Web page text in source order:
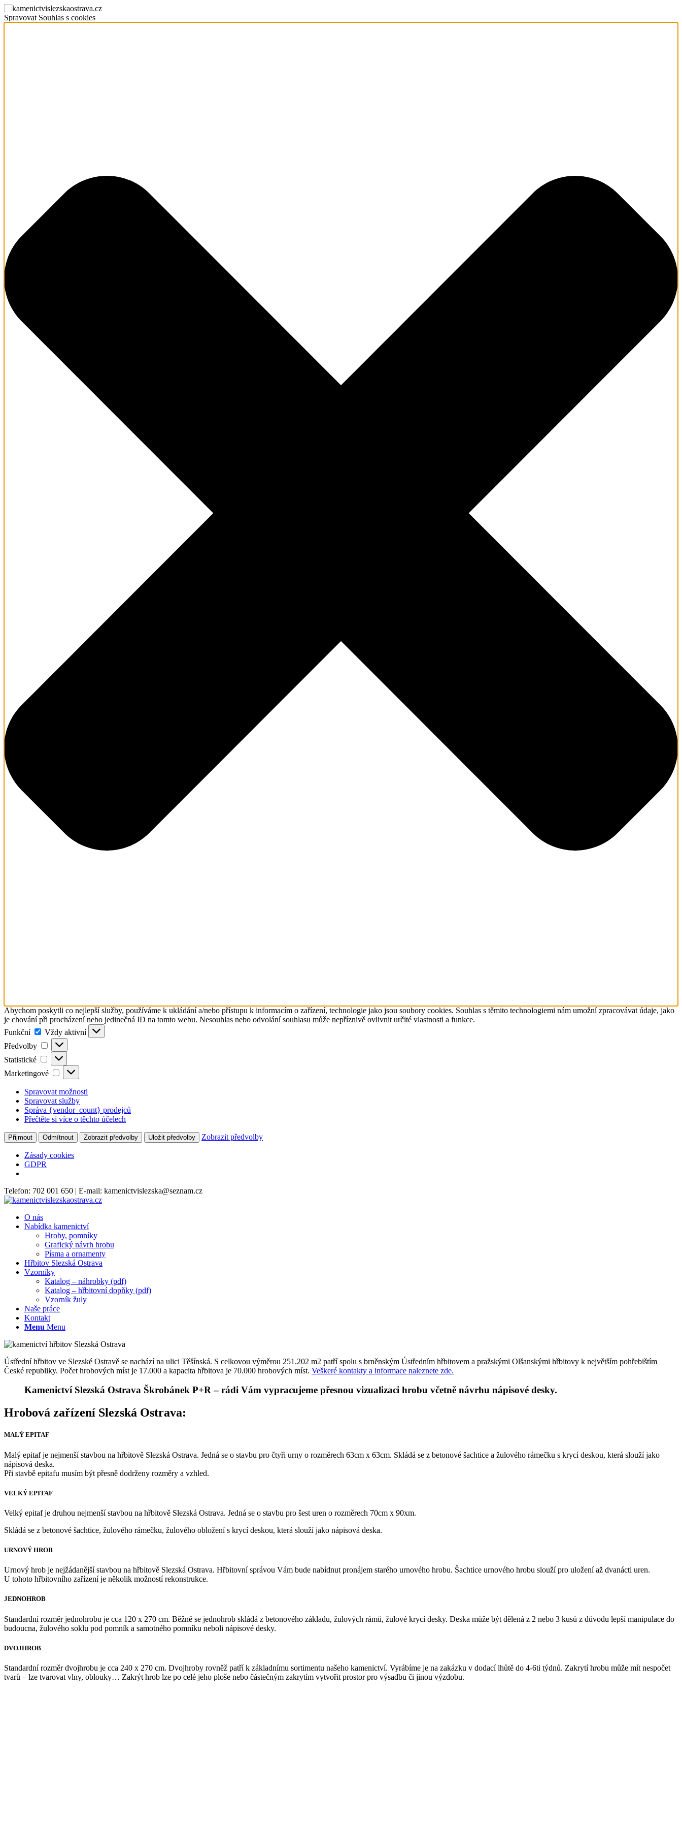
Spravovat Souhlas s cookies
Abychom poskytli co nejlepší služby, používáme k ukládání a/nebo přístupu k informacím o zařízení, technologie jako jsou soubory cookies. Souhlas s těmito technologiemi nám umožní zpracovávat údaje, jako
je chování při procházení nebo jedinečná ID na tomto webu. Nesouhlas nebo odvolání souhlasu může nepříznivě ovlivnit určité vlastnosti a funkce.
Funkční
Funkční
Vždy aktivní
Předvolby
Předvolby
Statistické Statistické
Marketingové Marketingové
Spravovat možnosti
Spravovat služby
Správa {vendor_count} prodejců
Přečtěte si více o těchto účelech
Přijmout Odmítnout Zobrazit předvolby Uložit předvolby Zobrazit předvolby
Zásady cookies
GDPR
Telefon: 702 001 650 | E-mail: kamenictvislezska@seznam.cz
O nás
Nabídka kamenictví
Hroby, pomníky
Grafický návrh hrobu
Písma a ornamenty
Hřbitov Slezská Ostrava
Vzorníky
Katalog – náhrobky (pdf)
Katalog – hřbitovní dopňky (pdf)
Vzorník žuly
Naše práce
Kontakt
Menu Menu
Ústřední hřbitov ve Slezské Ostravě se nachází na ulici Těšínská. S celkovou výměrou 251.202 m2 patří spolu s brněnským Ústředním hřbitovem a pražskými Olšanskými hřbitovy k největším pohřebištím
České republiky. Počet hrobových míst je 17.000 a kapacita hřbitova je 70.000 hrobových míst. Veškeré kontakty a informace naleznete zde.
Kamenictví Slezská Ostrava Škrobánek P+R – rádi Vám vypracujeme přesnou vizualizaci hrobu včetně návrhu nápisové desky.
Hrobová zařízení Slezská Ostrava:
MALÝ EPITAF
Malý epitaf je nejmenší stavbou na hřbitově Slezská Ostrava. Jedná se o stavbu pro čtyři urny o rozměrech 63cm x 63cm. Skládá se z betonové šachtice a žulového rámečku s krycí deskou, která slouží jako
nápisová deska.
Při stavbě epitafu musím být přesně dodrženy rozměry a vzhled.
VELKÝ EPITAF
Velký epitaf je druhou nejmenší stavbou na hřbitově Slezská Ostrava. Jedná se o stavbu pro šest uren o rozměrech 70cm x 90xm.
Skládá se z betonové šachtice, žulového rámečku, žulového obložení s krycí deskou, která slouží jako nápisová deska.
URNOVÝ HROB
Urnový hrob je nejžádanější stavbou na hřbitově Slezská Ostrava. Hřbitovní správou Vám bude nabídnut pronájem starého urnového hrobu. Šachtice urnového hrobu slouží pro uložení až dvanácti uren.
U tohoto hřbitovního zařízení je několik možností rekonstrukce.
JEDNOHROB
Standardní rozměr jednohrobu je cca 120 x 270 cm. Běžně se jednohrob skládá z betonového základu, žulových rámů, žulové krycí desky. Deska může být dělená z 2 nebo 3 kusů z důvodu lepší manipulace do
budoucna, žulového soklu pod pomník a samotného pomníku neboli nápisové desky.
DVOJHROB
Standardní rozměr dvojhrobu je cca 240 x 270 cm. Dvojhroby rovněž patří k základnímu sortimentu našeho kamenictví. Vyrábíme je na zakázku v dodací lhůtě do 4-6ti týdnů. Zakrytí hrobu může mít nespočet
tvarů – lze tvarovat vlny, oblouky… Zakrýt hrob lze po celé jeho ploše nebo částečným zakrytím vytvořit prostor pro výsadbu či jinou výzdobu.